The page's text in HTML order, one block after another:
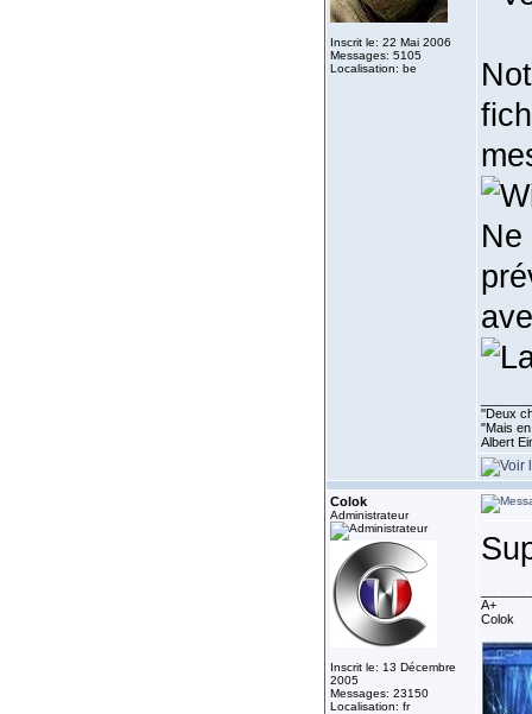
Inscrit le: 22 Mai 2006
Messages: 5105
Localisation: be
Ne
''Deux
"Mais
Albert
Colok
Administrateur
Inscrit le: 13 Décembre
2005
Messages: 23150
Localisation: fr
A+
Colok